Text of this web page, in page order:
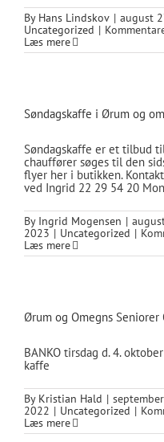
By Hans Lindskov | august
Uncategorized |
Læs mere
Søndagskaffe i Ørum og
Søndagskaffe er et tilbud
chauffører søges til den
flyer her i butikken.
ved Ingrid 22 29 54 20
By Ingrid Mogensen |
2023 | Uncategorized |
Læs mere
Ørum og Omegns Seniorer
BANKO tirsdag d. 4.
kaffe
By Kristian Hald |
2022 | Uncategorized |
Læs mere